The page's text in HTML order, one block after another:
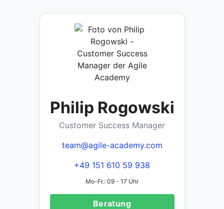
Philip Rogowski
Customer Success Manager
team@agile-academy.com
+49 151 610 59 938
Mo-Fr.: 09 - 17 Uhr
Beratung